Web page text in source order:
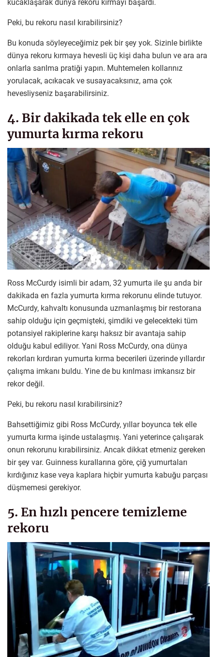
kucaklaşarak dünya rekoru kırmayı başardı.
Peki, bu rekoru nasıl kırabilirsiniz?
Bu konuda söyleyeceğimiz pek bir şey yok. Sizinle birlikte
dünya rekoru kırmaya hevesli üç kişi daha bulun ve ara ara
onlarla sarılma pratiği yapın. Muhtemelen kollarınız
yorulacak, acıkacak ve susayacaksınız, ama çok
hevesliyseniz başarabilirsiniz.
4. Bir dakikada tek elle en çok
yumurta kırma rekoru
Ross McCurdy isimli bir adam, 32 yumurta ile şu anda bir
dakikada en fazla yumurta kırma rekorunu elinde tutuyor.
McCurdy, kahvaltı konusunda uzmanlaşmış bir restorana
sahip olduğu için geçmişteki, şimdiki ve gelecekteki tüm
potansiyel rakiplerine karşı haksız bir avantaja sahip
olduğu kabul ediliyor. Yani Ross McCurdy, ona dünya
rekorları kırdıran yumurta kırma becerileri üzerinde yıllardır
çalışma imkanı buldu. Yine de bu kırılması imkansız bir
rekor değil.
Peki, bu rekoru nasıl kırabilirsiniz?
Bahsettiğimiz gibi Ross McCurdy, yıllar boyunca tek elle
yumurta kırma işinde ustalaşmış. Yani yeterince çalışarak
onun rekorunu kırabilirsiniz. Ancak dikkat etmeniz gereken
bir şey var. Guinness kurallarına göre, çiğ yumurtaları
kırdığınız kase veya kaplara hiçbir yumurta kabuğu parçası
düşmemesi gerekiyor.
5. En hızlı pencere temizleme
rekoru